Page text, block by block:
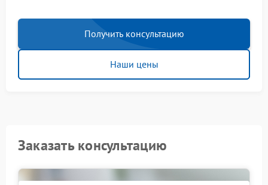
Получить консультацию
Наши цены
Заказать консультацию